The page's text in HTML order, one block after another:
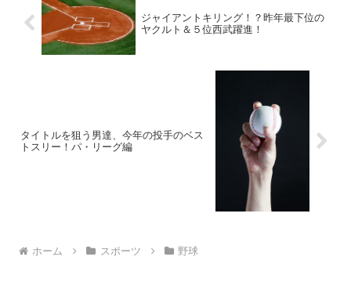
ジャイアントキリング！？昨年最下位の
ヤクルト＆５位西武躍進！
タイトルを狙う男達、今年の投手のベス
トスリー！パ・リーグ編
ホーム スポーツ 野球